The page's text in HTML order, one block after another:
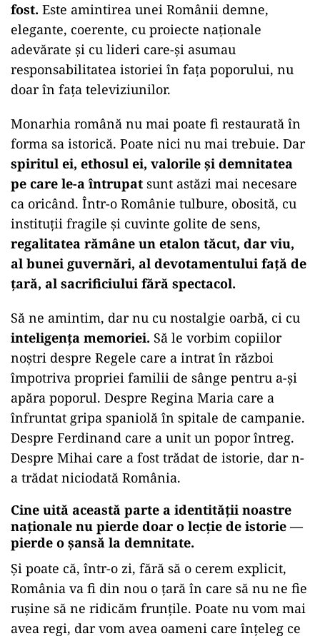
fost. Este amintirea unei Românii demne,
elegante, coerente, cu proiecte naționale
adevărate și cu lideri care-și asumau
responsabilitatea istoriei în fața poporului, nu
doar în fața televiziunilor.
Monarhia română nu mai poate fi restaurată în
forma sa istorică. Poate nici nu mai trebuie. Dar
spiritul ei, ethosul ei, valorile și demnitatea
pe care le-a întrupat sunt astăzi mai necesare
ca oricând. Într-o Românie tulbure, obosită, cu
instituții fragile și cuvinte golite de sens,
regalitatea rămâne un etalon tăcut, dar viu,
al bunei guvernări, al devotamentului față de
țară, al sacrificiului fără spectacol.
Să ne amintim, dar nu cu nostalgie oarbă, ci cu
inteligența memoriei. Să le vorbim copiilor
noștri despre Regele care a intrat în război
împotriva propriei familii de sânge pentru a-și
apăra poporul. Despre Regina Maria care a
înfruntat gripa spaniolă în spitale de campanie.
Despre Ferdinand care a unit un popor întreg.
Despre Mihai care a fost trădat de istorie, dar n-
a trădat niciodată România.
Cine uită această parte a identității noastre
naționale nu pierde doar o lecție de istorie —
pierde o șansă la demnitate.
Și poate că, într-o zi, fără să o cerem explicit,
România va fi din nou o țară în care să nu ne fie
rușine să ne ridicăm frunțile. Poate nu vom mai
avea regi, dar vom avea oameni care înțeleg ce